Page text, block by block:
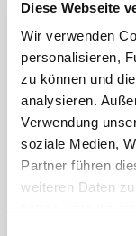
Diese Webseite
Wir verwenden
personalisieren,
zu können und
analysieren.
Verwendung
soziale Medien,
Partner führen
weiteren Daten